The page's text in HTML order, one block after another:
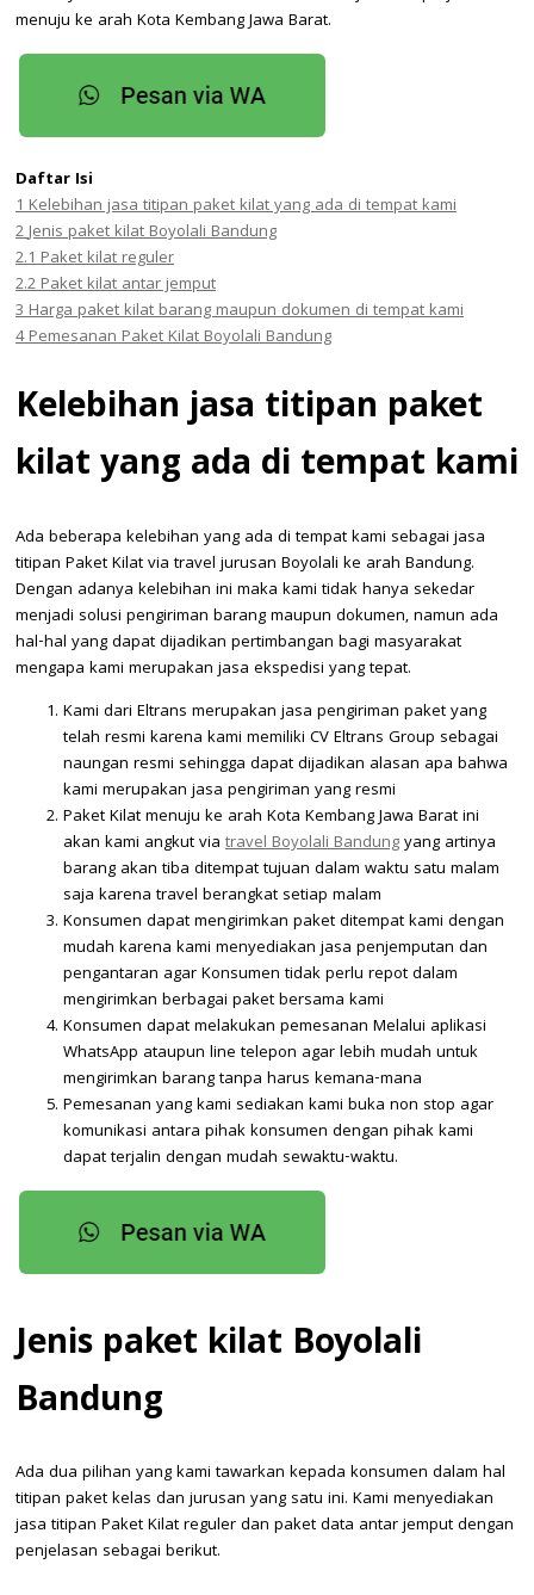
menuju ke arah Kota Kembang Jawa Barat.
Daftar Isi
1Kelebihan jasa titipan paket kilat yang ada di tempat kami
2Jenis paket kilat Boyolali Bandung
2.1Paket kilat reguler
2.2Paket kilat antar jemput
3Harga paket kilat barang maupun dokumen di tempat kami
4Pemesanan Paket Kilat Boyolali Bandung
Kelebihan jasa titipan paket
kilat yang ada di tempat kami
Ada beberapa kelebihan yang ada di tempat kami sebagai jasa
titipan Paket Kilat via travel jurusan Boyolali ke arah Bandung.
Dengan adanya kelebihan ini maka kami tidak hanya sekedar
menjadi solusi pengiriman barang maupun dokumen, namun ada
hal-hal yang dapat dijadikan pertimbangan bagi masyarakat
mengapa kami merupakan jasa ekspedisi yang tepat.
Kami dari Eltrans merupakan jasa pengiriman paket yang
telah resmi karena kami memiliki CV Eltrans Group sebagai
naungan resmi sehingga dapat dijadikan alasan apa bahwa
kami merupakan jasa pengiriman yang resmi
Paket Kilat menuju ke arah Kota Kembang Jawa Barat ini
akan kami angkut via travel Boyolali Bandungyang artinya
barang akan tiba ditempat tujuan dalam waktu satu malam
saja karena travel berangkat setiap malam
Konsumen dapat mengirimkan paket ditempat kami dengan
mudah karena kami menyediakan jasa penjemputan dan
pengantaran agar Konsumen tidak perlu repot dalam
mengirimkan berbagai paket bersama kami
Konsumen dapat melakukan pemesanan Melalui aplikasi
WhatsApp ataupun line telepon agar lebih mudah untuk
mengirimkan barang tanpa harus kemana-mana
Pemesanan yang kami sediakan kami buka non stop agar
komunikasi antara pihak konsumen dengan pihak kami
dapat terjalin dengan mudah sewaktu-waktu.
Jenis paket kilat Boyolali
Bandung
Ada dua pilihan yang kami tawarkan kepada konsumen dalam hal
titipan paket kelas dan jurusan yang satu ini. Kami menyediakan
jasa titipan Paket Kilat reguler dan paket data antar jemput dengan
penjelasan sebagai berikut.